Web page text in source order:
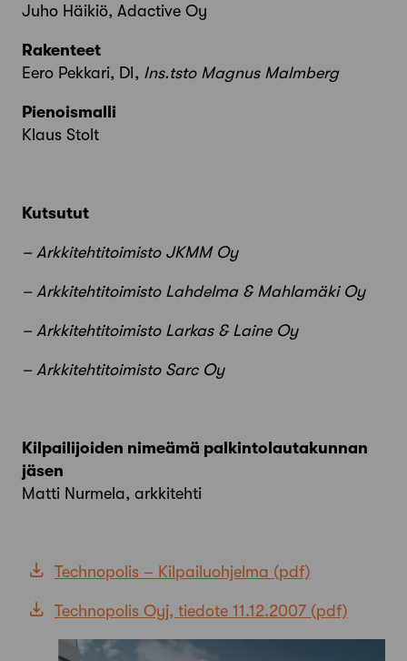
Juho Häikiö, Adactive Oy
Rakenteet
Eero Pekkari, DI, Ins.tsto Magnus Malmberg
Pienoismalli
Klaus Stolt
Kutsutut
– Arkkitehtitoimisto JKMM Oy
– Arkkitehtitoimisto Lahdelma & Mahlamäki Oy
– Arkkitehtitoimisto Larkas & Laine Oy
– Arkkitehtitoimisto Sarc Oy
Kilpailijoiden nimeämä palkintolautakunnan
jäsen
Matti Nurmela, arkkitehti
Technopolis – Kilpailuohjelma
Technopolis Oyj, tiedote 11.12.2007